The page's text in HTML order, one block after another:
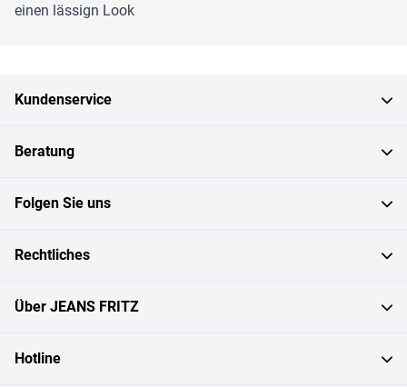
einen lässign Look
Kundenservice
Beratung
Folgen Sie uns
Rechtliches
Über JEANS FRITZ
Hotline